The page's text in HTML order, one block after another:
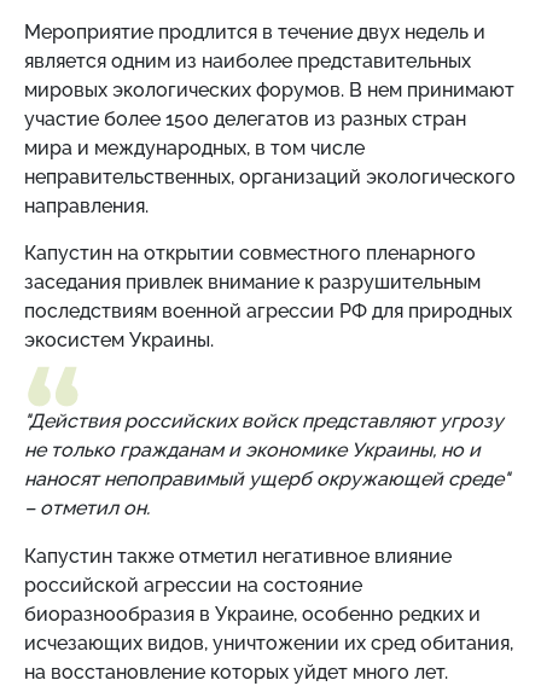
Мероприятие продлится в течение двух недель и
является одним из наиболее представительных
мировых экологических форумов. В нем принимают
участие более 1500 делегатов из разных стран
мира и международных, в том числе
неправительственных, организаций экологического
направления.
Капустин на открытии совместного пленарного
заседания привлек внимание к разрушительным
последствиям военной агрессии РФ для природных
экосистем Украины.
"Действия российских войск представляют угрозу
не только гражданам и экономике Украины, но и
наносят непоправимый ущерб окружающей среде"
– отметил он.
Капустин также отметил негативное влияние
российской агрессии на состояние
биоразнообразия в Украине, особенно редких и
исчезающих видов, уничтожении их сред обитания,
на восстановление которых уйдет много лет.